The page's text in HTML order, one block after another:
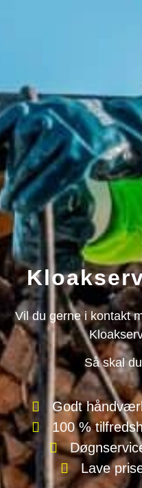
Vil du gerne i kontakt
Så skal
Godt
100 %
Lave